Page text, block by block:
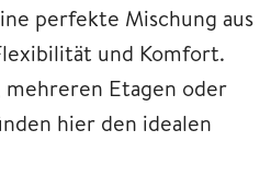
perfekte Mischung aus
und Komfort.
mehreren Etagen oder
hier den idealen